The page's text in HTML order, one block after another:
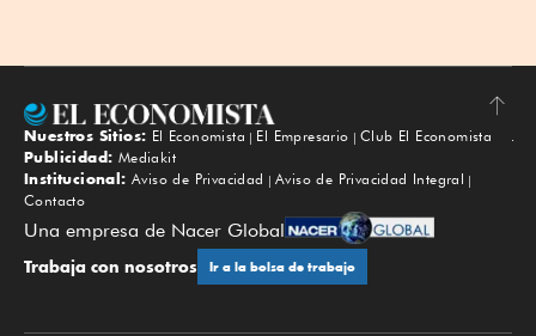
Subir
Nuestros Sitios: El Economista El Empresario
Club El Economista
Publicidad: Mediakit
Institucional: Aviso de Privacidad
Aviso de Privacidad Integral
Contacto
Una empresa de Nacer Global
Trabaja con nosotros Ir a la bolsa de trabajo